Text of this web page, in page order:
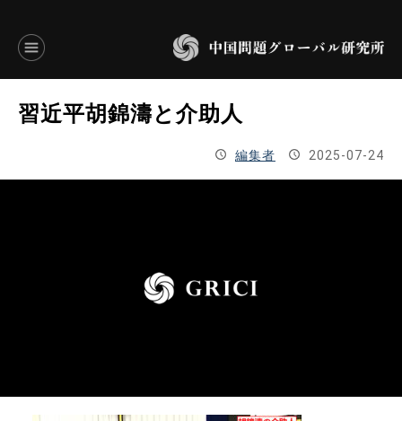
言語別アーカイブ
JAPANESE
習近平胡錦濤と介助人
編集者 2025-07-24